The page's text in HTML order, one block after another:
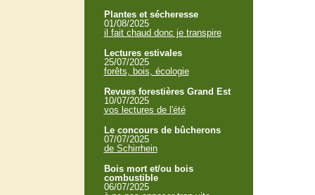
Plantes et sécheresse
01/08/2025
il fait chaud donc je transpire
Lectures estivales
25/07/2025
forêts, bois, écologie
Revues forestières Grand Est
10/07/2025
vos lectures de l'été
Le concours de bûcherons
07/07/2025
de Schirrhein
Bois mort et/ou bois
combustible
06/07/2025